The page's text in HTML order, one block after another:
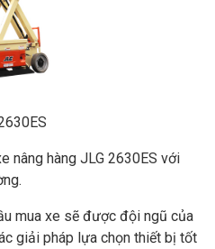
nâng hàng JLG 2630ES với
mua xe sẽ được đội ngũ của
giải pháp lựa chọn thiết bị tốt